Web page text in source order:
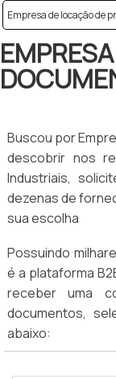
Empresa de locação de
Buscou por
descobrir nos
Industriais,
dezenas de
sua escolha
Possuindo
é a plataforma
receber uma
documentos,
abaixo: